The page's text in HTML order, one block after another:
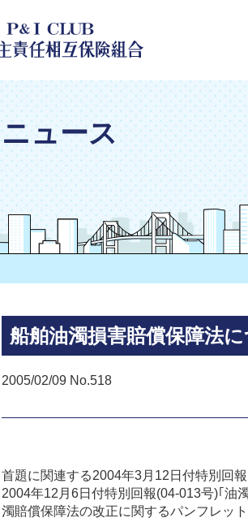
ニュース
船舶油濁損害賠償保障法
2005/02/09 No.518
首題に関連する2004年3月12日付特別回
2004年12月6日付特別回報(04-013号)｢油
濁賠償保障法の改正に関するパンフレッ